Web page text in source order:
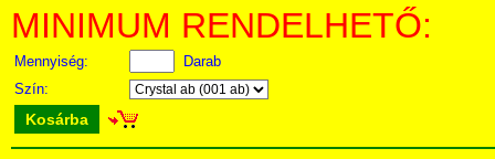
MINIMUM RENDELHETŐ:
Mennyiség:
Darab
Szín:
Kosárba